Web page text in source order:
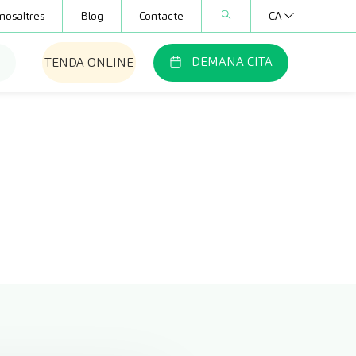
Blog Contacte CA
TENDA ONLINE DEMANA CITA